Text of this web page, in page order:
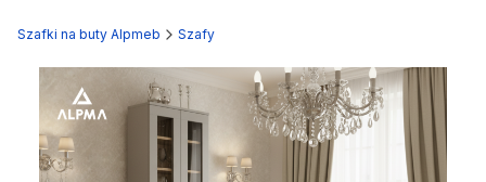
Szafki na buty Alpmeb Szafy